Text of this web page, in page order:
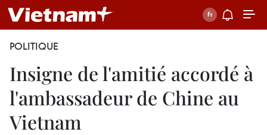
POLITIQUE
Insigne de l'amitié accordé à
l'ambassadeur de Chine au
Vietnam